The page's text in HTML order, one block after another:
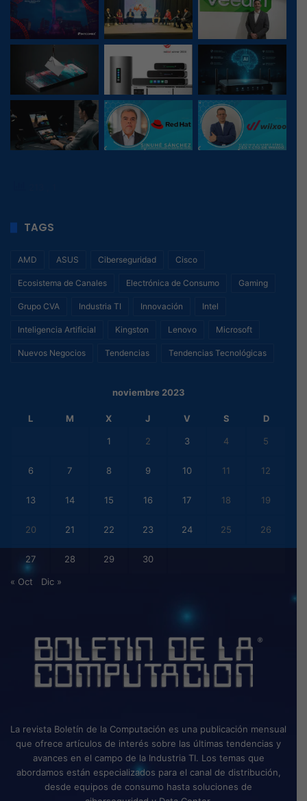
TAGS
AMD ASUS Ciberseguridad Cisco
Ecosistema de Canales Electrónica de Consumo Gaming
Grupo CVA Industria TI Innovación Intel
Inteligencia Artificial Kingston Lenovo Microsoft
Nuevos Negocios Tendencias Tendencias Tecnológicas
noviembre 2023
L M X J V S D
1 2 3 4 5
6 7 8 9 10 11 12
13 14 15 16 17 18 19
20 21 22 23 24 25 26
27 28 29 30
« Oct Dic »
La revista Boletín de la Computación es una publicación mensual
que ofrece artículos de interés sobre las últimas tendencias y
avances en el campo de la Industria TI. Los temas que
abordamos están especializados para el canal de distribución,
desde equipos de consumo hasta soluciones de